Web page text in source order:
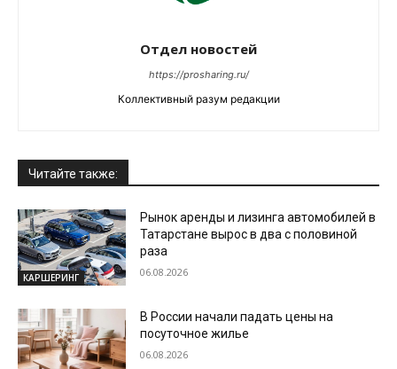
Отдел новостей
https://prosharing.ru/
Коллективный разум редакции
Читайте также:
КАРШЕРИНГ
Рынок аренды и лизинга автомобилей в
Татарстане вырос в два с половиной
раза
06.08.2026
В России начали падать цены на
посуточное жилье
06.08.2026